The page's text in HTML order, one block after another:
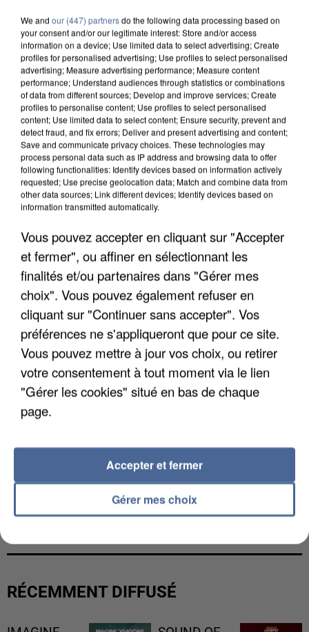
APRÈS TOUTES CES CANICULES, LES REFUGES
DE FAUNE SAUVAGE SONT...
L’UN DES FONDATEURS SUPPOSÉS DE LA DZ
MAFIA INTERPELLÉ EN ALGÉRIE
RÉCEMMENT DIFFUSÉ
We and our (447) partnersdo the following data processing based on
your consent and/or our legitimate interest: Store and/or access
information on a device; Use limited data to select advertising; Create
profiles for personalised advertising; Use profiles to select personalised
advertising; Measure advertising performance; Measure content
performance; Understand audiences through statistics or combinations
of data from different sources; Develop and improve services; Create
profiles to personalise content; Use profiles to select personalised
content; Use limited data to select content; Ensure security, prevent and
detect fraud, and fix errors; Deliver and present advertising and content;
Save and communicate privacy choices. These technologies may
process personal data such as IP address and browsing data to offer
following functionalities: Identify devices based on information actively
requested; Use precise geolocation data; Match and combine data from
other data sources; Link different devices; Identify devices based on
information transmitted automatically.
Vous pouvez accepter en cliquant sur "Accepter
et fermer", ou affiner en sélectionnant les
finalités et/ou partenaires dans "Gérer mes
choix". Vous pouvez également refuser en
cliquant sur "Continuer sans accepter". Vos
préférences ne s'appliqueront que pour ce site.
Vous pouvez mettre à jour vos choix, ou retirer
votre consentement à tout moment via le lien
"Gérer les cookies" situé en bas de chaque
page.
Gérer mes choix
Accepter et fermer